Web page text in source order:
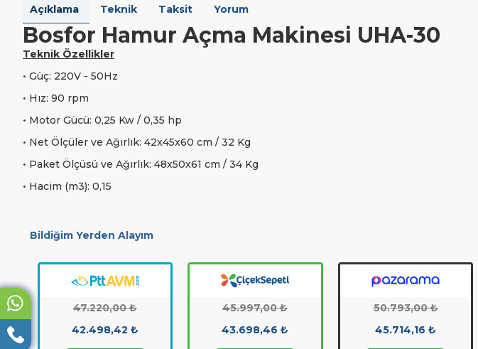
Açıklama Teknik Taksit Yorum
Bosfor Hamur Açma Makinesi UHA-30
Teknik Özellikler
• Güç: 220V - 50Hz
• Hız: 90 rpm
• Motor Gücü: 0,25 Kw / 0,35 hp
• Net Ölçüler ve Ağırlık: 42x45x60 cm / 32 Kg
• Paket Ölçüsü ve Ağırlık: 48x50x61 cm / 34 Kg
• Hacim (m3): 0,15
Bildiğim Yerden Alayım
47.220,00 ₺
42.498,42 ₺
45.997,00 ₺
43.698,46 ₺
50.793,00 ₺
45.714,16 ₺